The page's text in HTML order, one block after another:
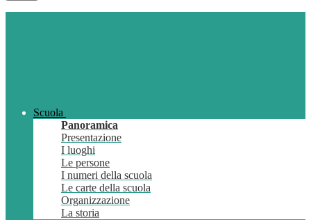
Scuola
Panoramica
Presentazione
I luoghi
Le persone
I numeri della scuola
Le carte della scuola
Organizzazione
La storia